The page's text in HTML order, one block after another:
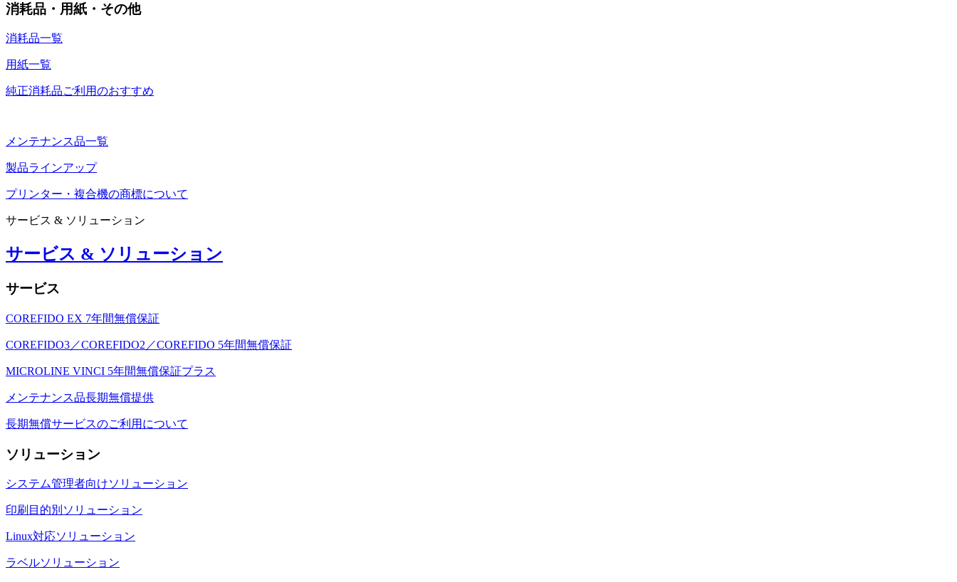
消耗品・用紙・その他
消耗品一覧
用紙一覧
純正消耗品ご利用のおすすめ
メンテナンス品一覧
製品ラインアップ
プリンター・複合機の商標について
サービス & ソリューション
サービス & ソリューション
サービス
COREFIDO EX 7年間無償保証
COREFIDO3／COREFIDO2／COREFIDO 5年間無償保証
MICROLINE VINCI 5年間無償保証プラス
メンテナンス品長期無償提供
長期無償サービスのご利用について
ソリューション
システム管理者向けソリューション
印刷目的別ソリューション
Linux対応ソリューション
ラベルソリューション